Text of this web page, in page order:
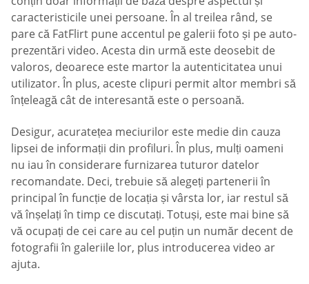
caracteristicile unei persoane. În al treilea rând, se
pare că FatFlirt pune accentul pe galerii foto și pe auto-
prezentări video. Acesta din urmă este deosebit de
valoros, deoarece este martor la autenticitatea unui
utilizator. În plus, aceste clipuri permit altor membri să
înțeleagă cât de interesantă este o persoană.
Desigur, acuratețea meciurilor este medie din cauza
lipsei de informații din profiluri. În plus, mulți oameni
nu iau în considerare furnizarea tuturor datelor
recomandate. Deci, trebuie să alegeți partenerii în
principal în funcție de locația și vârsta lor, iar restul să
vă înșelați în timp ce discutați. Totuși, este mai bine să
vă ocupați de cei care au cel puțin un număr decent de
fotografii în galeriile lor, plus introducerea video ar
ajuta.